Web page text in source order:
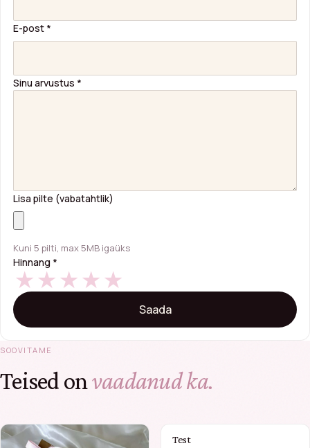
E-post *
Sinu arvustus *
Lisa pilte (vabatahtlik)
Kuni 5 pilti, max 5MB igaüks
Hinnang *
SOOVITAME
Teised onvaadanud ka.
Test